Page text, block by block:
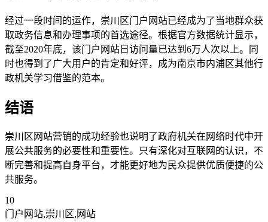
经过一段时间的运作，崇川区门户网站已经成为了当地群众获
取政务信息和办理事项的首选途径。根据官方数据统计显示，
截至2020年底，该门户网站日访问量已达到6万人次以上。同
时也得到了广大用户的肯定和好评，成为南京市内浦区其他行
政机关学习借鉴的范本。
结语
崇川区网站营销的成功经验也说明了政府机关在网络时代中开
展公共服务的必要性和重要性。只有深化对互联网的认识，不
断完善和提高自身平台，才能更好地为民众提供优质便捷的公
共服务。
10
门户网站,崇川区,网站